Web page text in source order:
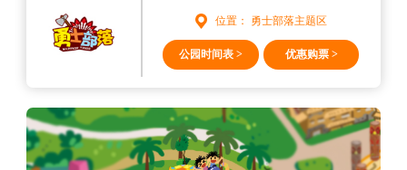
位置： 勇士部落主题区
公园时间表 > 优惠购票 >